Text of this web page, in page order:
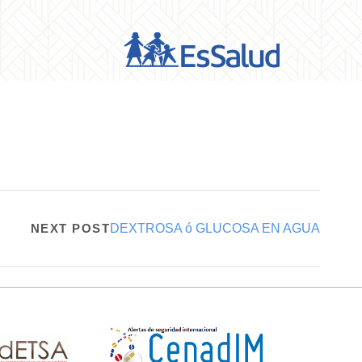
NEXT POSTDEXTROSA ó GLUCOSA EN AGUA